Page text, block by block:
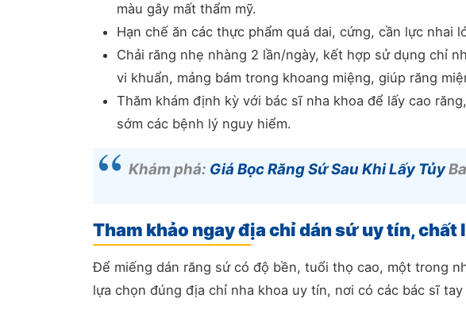
màu gây mất thẩm mỹ.
Hạn chế ăn các thực phẩm quá dai, cứng, cần lực nhai
Chải răng nhẹ nhàng 2 lần/ngày, kết hợp sử dụng chỉ
vi khuẩn, mảng bám trong khoang miệng, giúp răng
Thăm khám định kỳ với bác sĩ nha khoa để lấy cao
sớm các bệnh lý nguy hiểm.
Khám phá: Giá Bọc Răng Sứ Sau Khi Lấy Tủy
Tham khảo ngay địa chỉ dán sứ uy tín, chất
Để miếng dán răng sứ có độ bền, tuổi thọ cao, một trong
lựa chọn đúng địa chỉ nha khoa uy tín, nơi có các bác sĩ